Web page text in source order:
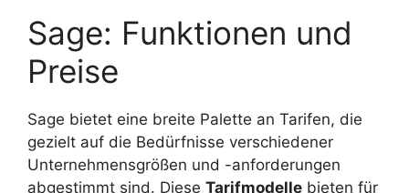
Sage: Funktionen und
Preise
Sage bietet eine breite Palette an Tarifen, die
gezielt auf die Bedürfnisse verschiedener
Unternehmensgrößen und -anforderungen
abgestimmt sind. Diese Tarifmodelle bieten für